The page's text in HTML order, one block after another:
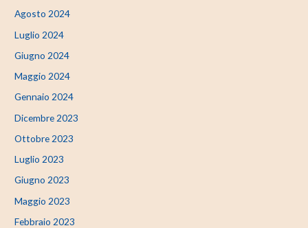
Agosto 2024
Luglio 2024
Giugno 2024
Maggio 2024
Gennaio 2024
Dicembre 2023
Ottobre 2023
Luglio 2023
Giugno 2023
Maggio 2023
Febbraio 2023